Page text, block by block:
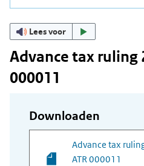
Lees voor
Advance tax ruling
000011
Downloaden
Advance tax
ATR 000011